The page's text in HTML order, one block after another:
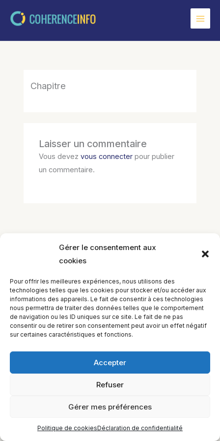
Gérer le consentement aux
cookies
Pour offrir les meilleures expériences, nous utilisons des
technologies telles que les cookies pour stocker et/ou accéder aux
informations des appareils. Le fait de consentir à ces technologies
nous permettra de traiter des données telles que le comportement
de navigation ou les ID uniques sur ce site. Le fait de ne pas
consentir ou de retirer son consentement peut avoir un effet négatif
sur certaines caractéristiques et fonctions.
Accepter
Refuser
Gérer mes préférences
Politique de cookiesDéclaration de confidentialité
Chapitre
Laisser un commentaire
Vous devezvous connecter pour publier
un commentaire.
H1Y 2J9 Canada